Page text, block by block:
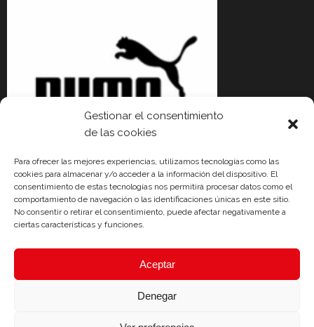
Gestionar el consentimiento
de las cookies
Para ofrecer las mejores experiencias, utilizamos tecnologías como las
cookies para almacenar y/o acceder a la información del dispositivo. El
consentimiento de estas tecnologías nos permitirá procesar datos como el
comportamiento de navegación o las identificaciones únicas en este sitio.
No consentir o retirar el consentimiento, puede afectar negativamente a
ciertas características y funciones.
Aceptar
Denegar